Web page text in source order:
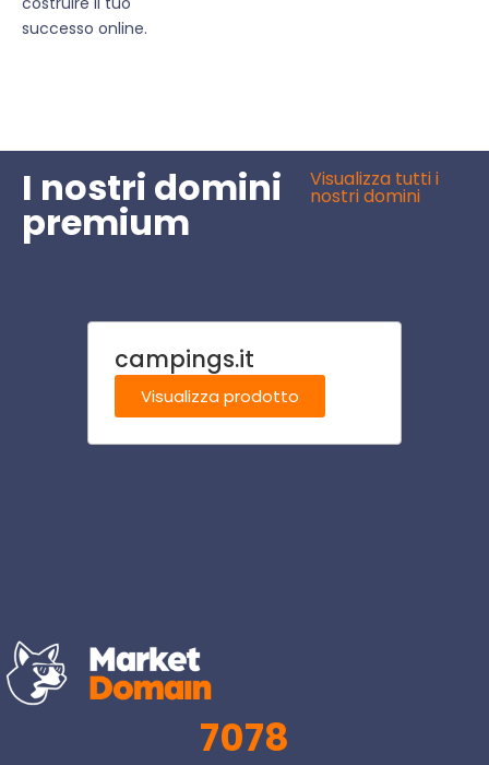
successo online.
I nostri domini
premium
Visualizza tutti i
nostri domini
campings.it
Visualizza prodotto
7078